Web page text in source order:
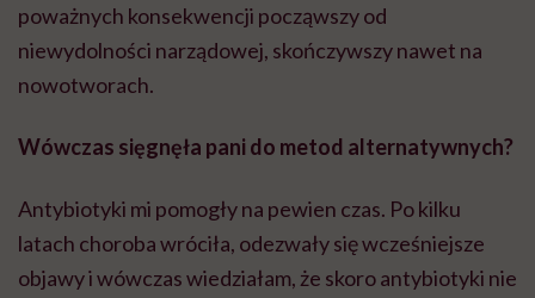
poważnych konsekwencji począwszy od
niewydolności narządowej, skończywszy nawet na
nowotworach.
Wówczas sięgnęła pani do metod alternatywnych?
Antybiotyki mi pomogły na pewien czas. Po kilku
latach choroba wróciła, odezwały się wcześniejsze
objawy i wówczas wiedziałam, że skoro antybiotyki nie